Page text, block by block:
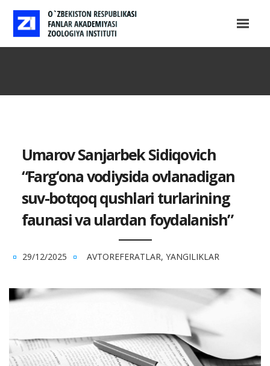
Umarov Sanjarbek Sidiqovich
“Farg‘ona vodiysida ovlanadigan
suv-botqoq qushlari turlarining
faunasi va ulardan foydalanish”
29/12/2025 AVTOREFERATLAR, YANGILIKLAR